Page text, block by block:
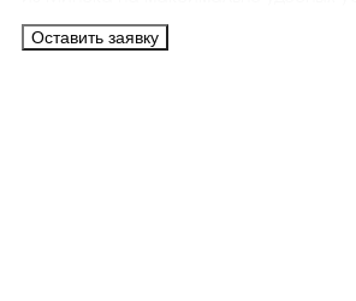
Оставить заявку